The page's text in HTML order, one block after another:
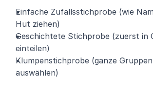
Einfache Zufallsstichprobe (wie
Hut ziehen)
Geschichtete Stichprobe (zuerst in
einteilen)
Klumpenstichprobe (ganze
auswählen)